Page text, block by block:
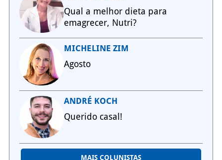
Qual a melhor dieta para
emagrecer, Nutri?
MICHELINE ZIM
Agosto
ANDRÉ KOCH
Querido casal!
MAIS COLUNISTAS